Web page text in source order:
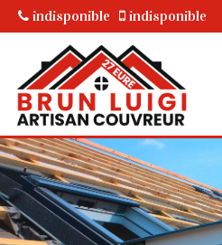
indisponible indisponible